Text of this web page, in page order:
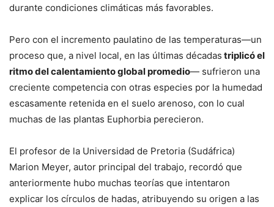
durante condiciones climáticas más favorables.
Pero con el incremento paulatino de las temperaturas—un
proceso que, a nivel local, en las últimas décadas triplicó el
ritmo del calentamiento global promedio— sufrieron una
creciente competencia con otras especies por la humedad
escasamente retenida en el suelo arenoso, con lo cual
muchas de las plantas Euphorbia perecieron.
El profesor de la Universidad de Pretoria (Sudáfrica)
Marion Meyer, autor principal del trabajo, recordó que
anteriormente hubo muchas teorías que intentaron
explicar los círculos de hadas, atribuyendo su origen a las